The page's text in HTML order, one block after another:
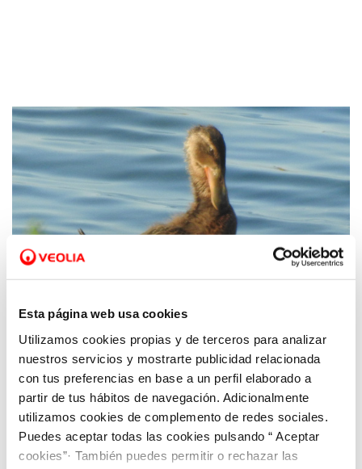
Esta página web usa cookies
Utilizamos cookies propias y de terceros para analizar
nuestros servicios y mostrarte publicidad relacionada
con tus preferencias en base a un perfil elaborado a
partir de tus hábitos de navegación. Adicionalmente
utilizamos cookies de complemento de redes sociales.
Puedes aceptar todas las cookies pulsando “ Aceptar
cookies”· También puedes permitir o rechazar las
11 AGO 2020
Hidrogea y ANSE detectan nidos del pato
cuchara en las lagunas de la depuradora de
Cabezo Beaza